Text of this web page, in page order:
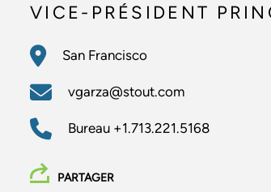
VICE-PRÉSIDENT
San Francisco
vgarza@stout.com
Bureau +1.713.221.5168
PARTAGER